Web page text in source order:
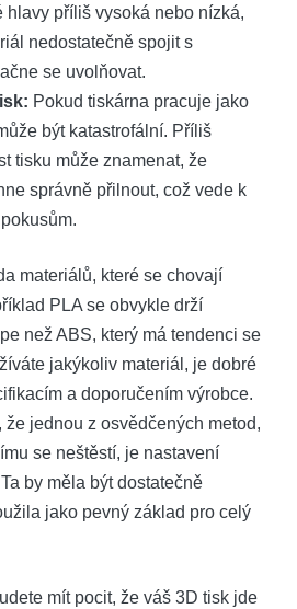
hlavy příliš vysoká nebo nízká,
nedostatečně spojit s
se uvolňovat.
Pokud tiskárna pracuje jako
být katastrofální. Příliš
tisku může znamenat, že
správně přilnout, což vede k
materiálů, které se chovají
PLA se obvykle drží
než ABS, který má tendenci se
jakýkoliv materiál, je dobré
a doporučením výrobce.
že jednou z osvědčených metod,
se neštěstí, je nastavení
by měla být dostatečně
jako pevný základ pro celý
mít pocit, že váš 3D tisk jde